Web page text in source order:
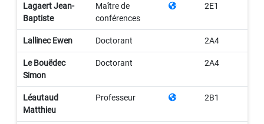
Lagaert Jean-
Baptiste
Maître de
conférences
2E1
Lallinec Ewen Doctorant 2A4
Le Bouëdec
Simon
Doctorant 2A4
Léautaud
Matthieu
Professeur 2B1